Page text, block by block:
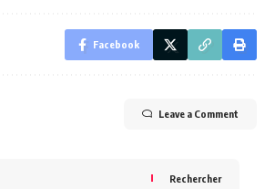
Facebook
Leave a Comment
Rechercher